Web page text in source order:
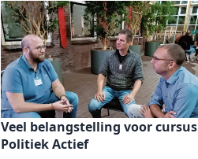
Veel belangstelling voor cursus
Politiek Actief